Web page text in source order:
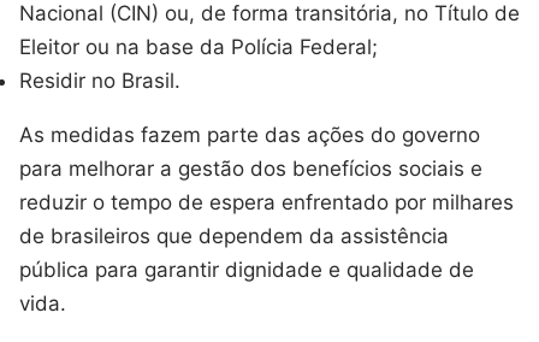
Nacional (CIN) ou, de forma transitória, no Título de
Eleitor ou na base da Polícia Federal;
Residir no Brasil.
As medidas fazem parte das ações do governo
para melhorar a gestão dos benefícios sociais e
reduzir o tempo de espera enfrentado por milhares
de brasileiros que dependem da assistência
pública para garantir dignidade e qualidade de
vida.